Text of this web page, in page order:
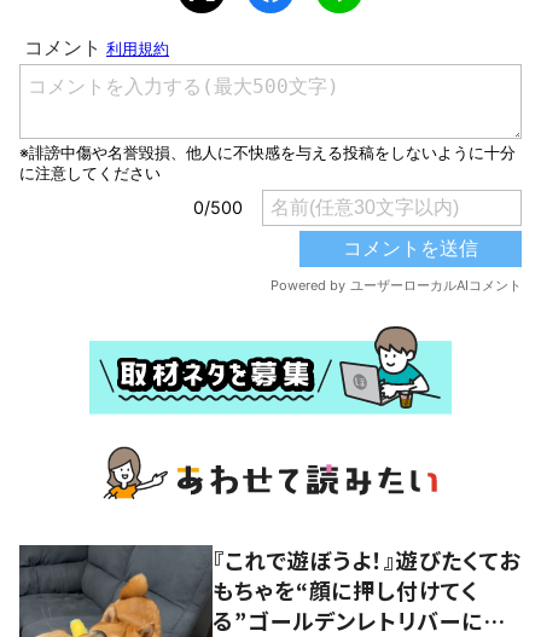
『これで遊ぼうよ！』遊びたくてお
もちゃを“顔に押し付けてく
る”ゴールデンレトリバーにほ